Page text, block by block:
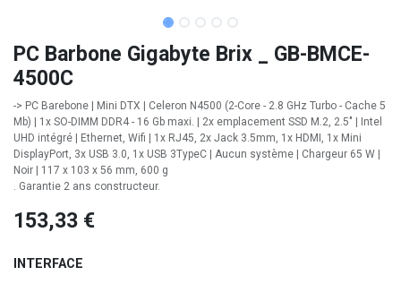
PC Barbone Gigabyte Brix _ GB-BMCE-
4500C
-> PC Barebone | Mini DTX | Celeron N4500 (2-Core - 2.8 GHz Turbo - Cache 5
Mb) | 1x SO-DIMM DDR4 - 16 Gb maxi. | 2x emplacement SSD M.2, 2.5" | Intel
UHD intégré | Ethernet, Wifi | 1x RJ45, 2x Jack 3.5mm, 1x HDMI, 1x Mini
DisplayPort, 3x USB 3.0, 1x USB 3TypeC | Aucun système | Chargeur 65 W |
Noir | 117 x 103 x 56 mm, 600 g
. Garantie 2 ans constructeur.
153,33 €
INTERFACE